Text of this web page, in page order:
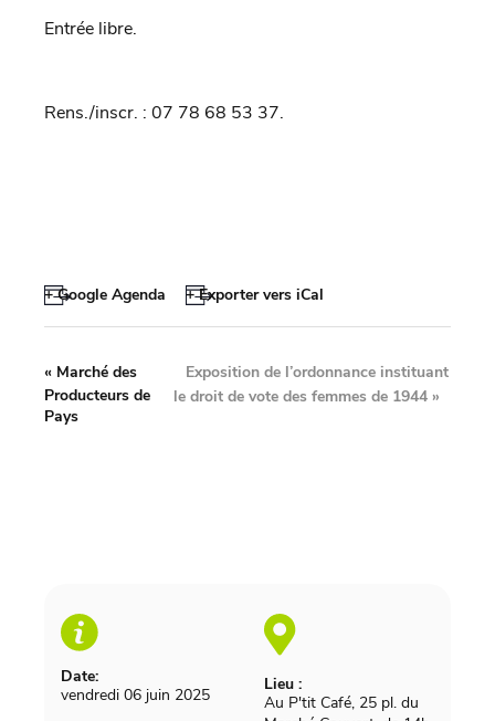
Entrée libre.
Rens./inscr. : 07 78 68 53 37.
+ Google Agenda + Exporter vers iCal
Date:
vendredi 06 juin 2025
Lieu :
Au P'tit Café, 25 pl. du
« Marché des
Producteurs de
Pays
Exposition de l’ordonnance instituant
le droit de vote des femmes de 1944 »